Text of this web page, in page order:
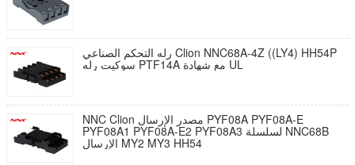
رله التحكم الصناعي Clion NNC68A-4Z ((LY4) HH54P
سوكيت رله PTF14A مع شهادة UL
NNC Clion مصدر الإرسال PYF08A PYF08A-E
PYF08A1 PYF08A-E2 PYF08A3 لسلسلة NNC68B
الإرسال MY2 MY3 HH54